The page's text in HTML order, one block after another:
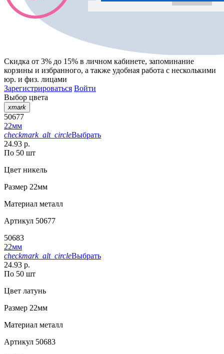
Скидка от 3% до 15% в личном кабинете, запоминание
корзины и избранного, а также удобная работа с несколькими
юр. и физ. лицами
Зарегистрироваться Войти
Выбор цвета
xmark
50677
22мм
checkmark_alt_circleВыбрать
24.93 р.
По 50 шт
Цвет никель
Размер 22мм
Материал металл
Артикул 50677
50683
22мм
checkmark_alt_circleВыбрать
24.93 р.
По 50 шт
Цвет латунь
Размер 22мм
Материал металл
Артикул 50683